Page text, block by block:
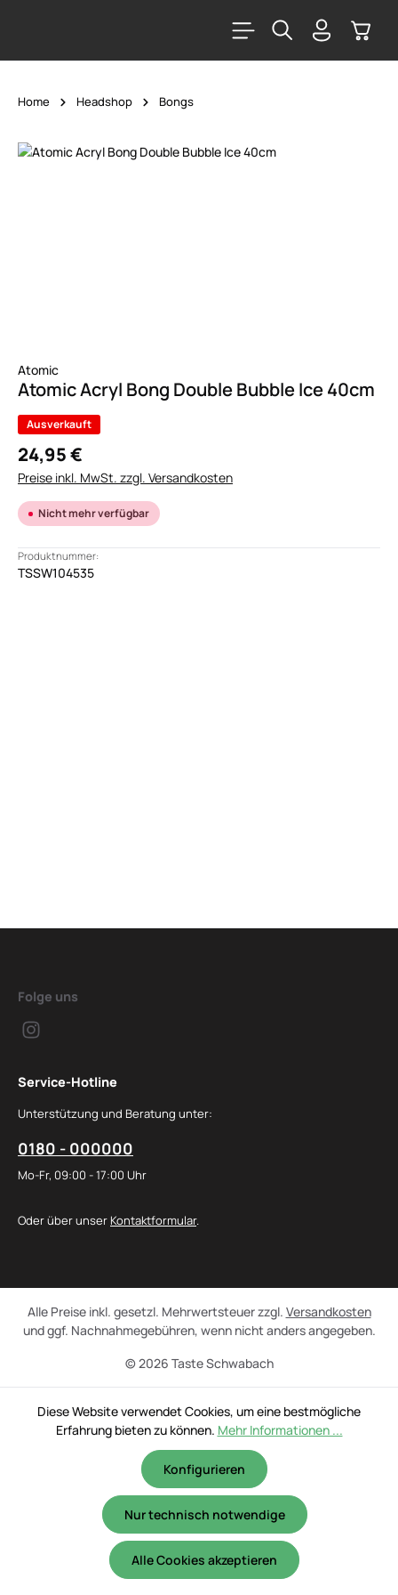
Home Headshop Bongs
Bildergalerie überspringen
Atomic
Atomic Acryl Bong Double Bubble Ice 40cm
Ausverkauft
24,95 €
Preise inkl. MwSt. zzgl. Versandkosten
Nicht mehr verfügbar
Produktnummer:
TSSW104535
Folge uns
Service-Hotline
Unterstützung und Beratung unter:
0180 - 000000
Mo-Fr, 09:00 - 17:00 Uhr
Oder über unser Kontaktformular.
© 2026 Taste Schwabach
Alle Preise inkl. gesetzl. Mehrwertsteuer zzgl. Versandkosten
und ggf. Nachnahmegebühren, wenn nicht anders angegeben.
Diese Website verwendet Cookies, um eine bestmögliche
Erfahrung bieten zu können. Mehr Informationen ...
Nur technisch notwendige
Konfigurieren
Alle Cookies akzeptieren